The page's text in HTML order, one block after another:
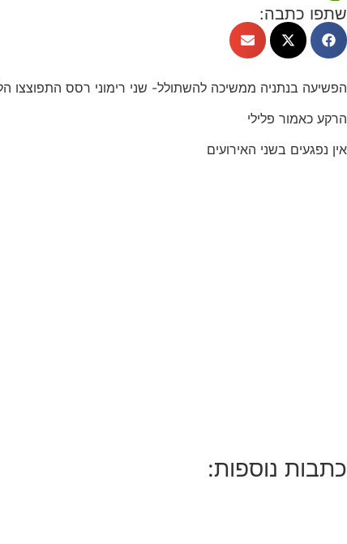
שתפו כתבה:
הפשיעה בנתניה ממשיכה להשתולל- שני רימוני רסס התפוצצו
הרקע כאמור פלילי
אין נפגעים בשני האירועים
כתבות נוספות: